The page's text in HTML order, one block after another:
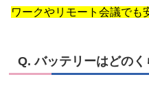
ワークやリモート会議でも
Q. バッテリーはどのく